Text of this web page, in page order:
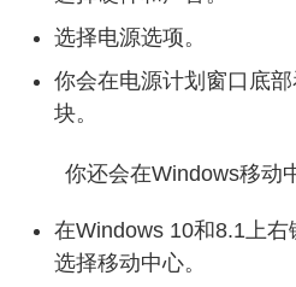
选择电源选项。
你会在电源计划窗口底
块。
你还会在Windows移动
在Windows 10和8.1上
选择移动中心。